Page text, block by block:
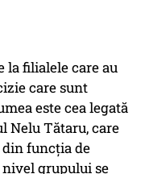
la filialele care au
care sunt
este cea legată
Nelu Tătaru, care
din funcția de
nivel grupului se